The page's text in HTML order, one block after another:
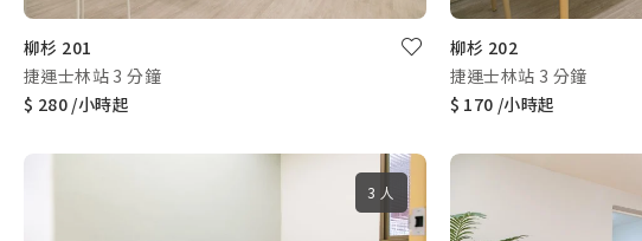
柳杉 201
捷運士林站 3 分鐘
$ 280 /小時起
柳杉 202
捷運士林站 3 分鐘
$ 170 /小時起
3 人